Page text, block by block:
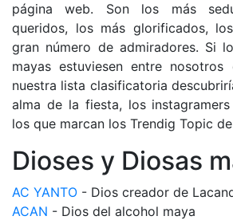
página web. Son los más
queridos, los más glorificados,
gran número de admiradores. Si
mayas estuviesen entre
nuestra lista clasificatoria
alma de la fiesta, los
los que marcan los Trendig Topic
Dioses y Diosas
AC YANTO - Dios creador de
ACAN - Dios del alcohol maya